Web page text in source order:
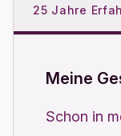
25 Jahre
Meine
Schon in